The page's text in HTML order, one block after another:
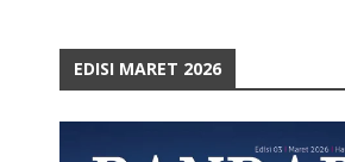
EDISI MARET 2026